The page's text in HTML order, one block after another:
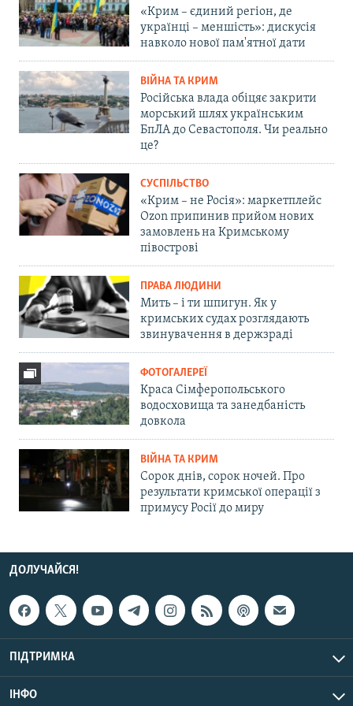
«Крим – єдиний регіон, де
українці – меншість»: дискусія
навколо нової пам'ятної дати
ВІЙНА ТА КРИМ
Російська влада обіцяє закрити
морський шлях українським
БпЛА до Севастополя. Чи реально
це?
СУСПІЛЬСТВО
«Крим – не Росія»: маркетплейс
Ozon припинив прийом нових
замовлень на Кримському
півострові
ПРАВА ЛЮДИНИ
Мить – і ти шпигун. Як у
кримських судах розглядають
звинувачення в держзраді
ФОТОГАЛЕРЕЇ
Краса Сімферопольського
водосховища та занедбаність
довкола
ВІЙНА ТА КРИМ
Сорок днів, сорок ночей. Про
результати кримської операції з
примусу Росії до миру
ДОЛУЧАЙСЯ!
ПІДТРИМКА
ІНФО